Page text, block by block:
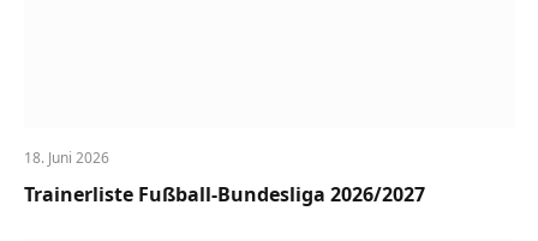
18. Juni 2026
Trainerliste Fußball-Bundesliga 2026/2027